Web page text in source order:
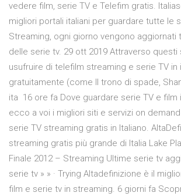
vedere film, serie TV e Telefim gratis.
migliori portali italiani per guardare tutte le
Streaming, ogni giorno vengono aggiornati
delle serie tv. 29 ott 2019 Attraverso questi
usufruire di telefilm streaming e serie TV in
gratuitamente (come Il trono di spade,
ita 16 ore fa Dove guardare serie TV e film
ecco a voi i migliori siti e servizi on
serie TV streaming gratis in Italiano.
streaming gratis più grande di Italia Lake
Finale 2012 – Streaming Ultime serie tv
serie tv » » · Trying Altadefinizione è il
film e serie tv in streaming. 6 giorni fa